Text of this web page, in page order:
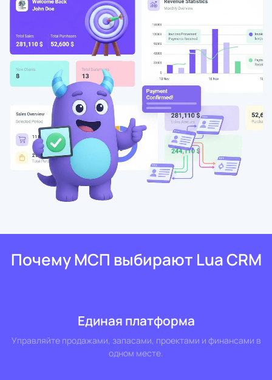
Почему МСП выбирают Lua CRM
Единая платформа
Управляйте продажами, запасами, проектами и финансами в
одном месте.